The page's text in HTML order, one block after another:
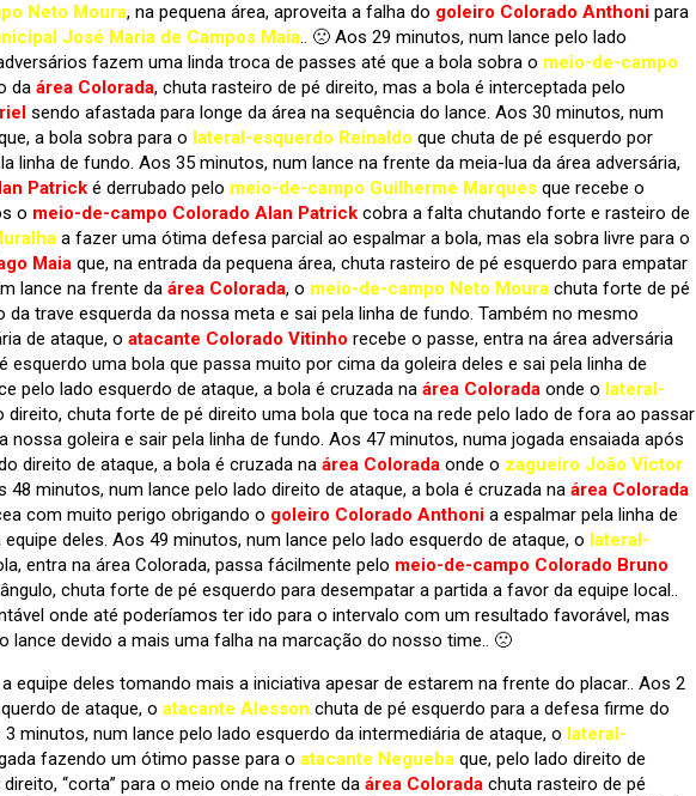
Neto Moura, na pequena área, aproveita a falha do goleiro Colorado Anthoni para
José Maria de Campos Maia.. 🙁 Aos 29 minutos, num lance pelo lado
fazem uma linda troca de passes até que a bola sobra o meio-de-campo
da área Colorada, chuta rasteiro de pé direito, mas a bola é interceptada pelo
sendo afastada para longe da área na sequência do lance. Aos 30 minutos, num
a bola sobra para o lateral-esquerdo Reinaldo que chuta de pé esquerdo por
linha de fundo. Aos 35 minutos, num lance na frente da meia-lua da área adversária,
Patrick é derrubado pelo meio-de-campo Guilherme Marques que recebe o
o meio-de-campo Colorado Alan Patrick cobra a falta chutando forte e rasteiro de
a fazer uma ótima defesa parcial ao espalmar a bola, mas ela sobra livre para o
Maia que, na entrada da pequena área, chuta rasteiro de pé esquerdo para empatar
lance na frente da área Colorada, o meio-de-campo Neto Moura chuta forte de pé
trave esquerda da nossa meta e sai pela linha de fundo. Também no mesmo
de ataque, o atacante Colorado Vitinho recebe o passe, entra na área adversária
esquerdo uma bola que passa muito por cima da goleira deles e sai pela linha de
pelo lado esquerdo de ataque, a bola é cruzada na área Colorada onde o lateral-
direito, chuta forte de pé direito uma bola que toca na rede pelo lado de fora ao passar
nossa goleira e sair pela linha de fundo. Aos 47 minutos, numa jogada ensaiada após
direito de ataque, a bola é cruzada na área Colorada onde o zagueiro João Victor
48 minutos, num lance pelo lado direito de ataque, a bola é cruzada na área Colorada
com muito perigo obrigando o goleiro Colorado Anthoni a espalmar pela linha de
deles. Aos 49 minutos, num lance pelo lado esquerdo de ataque, o lateral-
entra na área Colorada, passa fácilmente pelo meio-de-campo Colorado Bruno
chuta forte de pé esquerdo para desempatar a partida a favor da equipe local..
onde até poderíamos ter ido para o intervalo com um resultado favorável, mas
lance devido a mais uma falha na marcação do nosso time.. 🙁
equipe deles tomando mais a iniciativa apesar de estarem na frente do placar.. Aos 2
de ataque, o atacante Alesson chuta de pé esquerdo para a defesa firme do
3 minutos, num lance pelo lado esquerdo da intermediária de ataque, o lateral-
fazendo um ótimo passe para o atacante Negueba que, pelo lado direito de
“corta” para o meio onde na frente da área Colorada chuta rasteiro de pé